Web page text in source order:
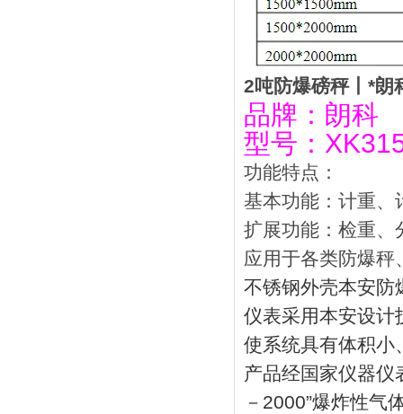
2吨防爆磅秤丨*朗
品牌：朗科
型号：
功能特点：
基本功能：计重、
扩展功能：检重、
应用于各类防爆秤
不锈钢外壳本安防
仪表采用本安设计
使系统具有体积小
产品经国家仪器仪
－2000”爆炸性气